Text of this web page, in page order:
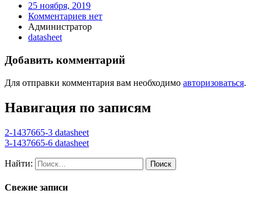
25 ноября, 2019
Комментариев нет
Администратор
datasheet
Добавить комментарий
Для отправки комментария вам необходимо авторизоваться.
Навигация по записям
2-1437665-3 datasheet
3-1437665-6 datasheet
Найти:
Свежие записи